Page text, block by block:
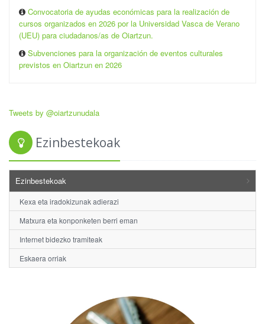
Convocatoria de ayudas económicas para la realización de
cursos organizados en 2026 por la Universidad Vasca de Verano
(UEU) para ciudadanos/as de Oiartzun.
Subvenciones para la organización de eventos culturales
previstos en Oiartzun en 2026
Tweets by @oiartzunudala
Ezinbestekoak
Ezinbestekoak
Kexa eta iradokizunak adierazi
Matxura eta konponketen berri eman
Internet bidezko tramiteak
Eskaera orriak